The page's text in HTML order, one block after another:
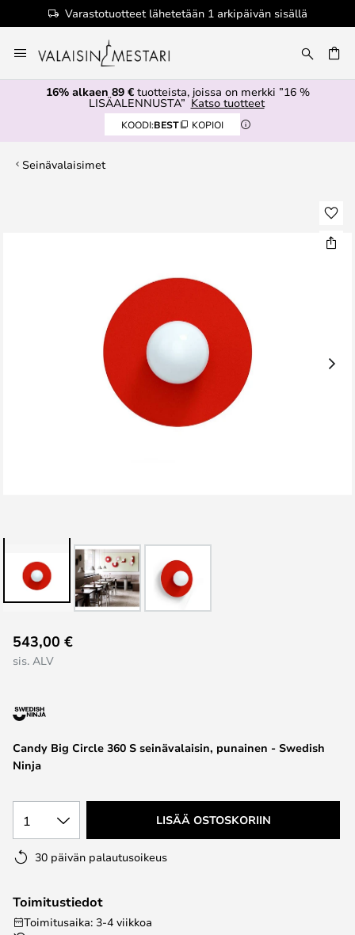
Varastotuotteet lähetetään 1 arkipäivän sisällä
to
Content
16% alkaen 89 €tuotteista, joissa on merkki ”16 %
LISÄALENNUSTA” Katso tuotteet
KOODI:BEST KOPIOI
Seinävalaisimet
to
the
the
images
gallery
Candy Big Circle 360 S seinävalaisin, punainen - Swedish
Ninja
543,00 €
sis. ALV
1 LISÄÄ OSTOSKORIIN
30 päivän palautusoikeus
Toimitustiedot
Toimitusaika: 3-4 viikkoa